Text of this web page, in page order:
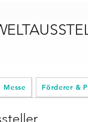
Messe Förderer &